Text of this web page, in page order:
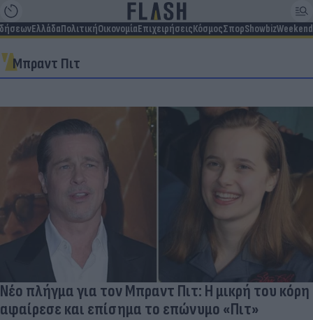
ΕλλάδαΠολιτικήΟικονομίαΕπιχειρήσειςΚόσμοςΣπορShowbizWeekend
Μπραντ Πιτ
Νέο πλήγμα για τον Μπραντ Πιτ: Η μικρή του κόρη
αφαίρεσε και επίσημα το επώνυμο «Πιτ»